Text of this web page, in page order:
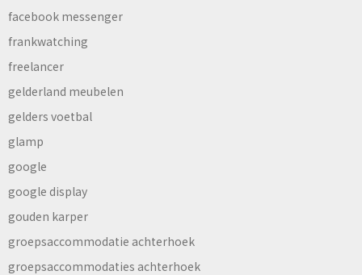
facebook messenger
frankwatching
freelancer
gelderland meubelen
gelders voetbal
glamp
google
google display
gouden karper
groepsaccommodatie achterhoek
groepsaccommodaties achterhoek